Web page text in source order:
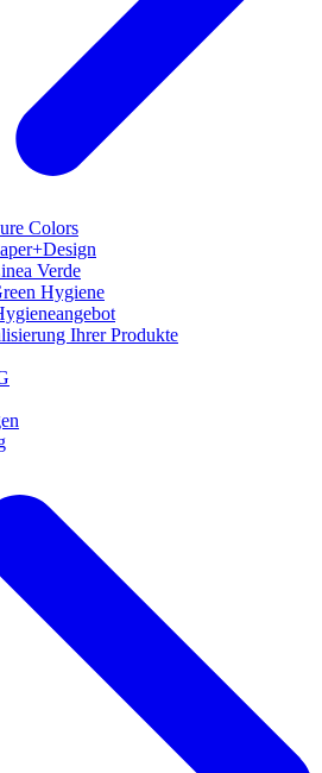
Colors
Verde
Hygiene
Ihrer Produkte